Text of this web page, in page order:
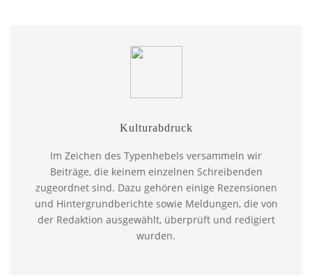
Kulturabdruck
Im Zeichen des Typenhebels versammeln wir
Beiträge, die keinem einzelnen Schreibenden
zugeordnet sind. Dazu gehören einige Rezensionen
und Hintergrundberichte sowie Meldungen, die von
der Redaktion ausgewählt, überprüft und redigiert
wurden.